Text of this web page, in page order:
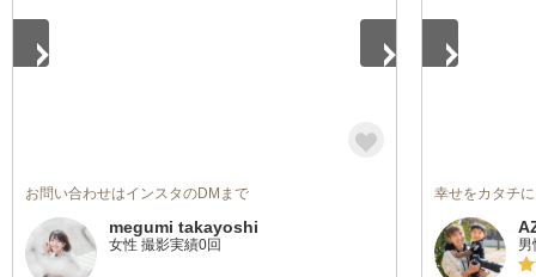
お問い合わせはインスタのDMまで
megumi takayoshi
女性 撮影実績0回
幸せをカタチ